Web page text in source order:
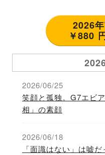
2026
2026/06/25
笑顔と孤独。G7エビ
相」の素顔
2026/06/18
「面識はない」は嘘